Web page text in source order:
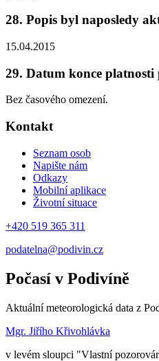
28. Popis byl naposledy
15.04.2015
29. Datum konce platnosti
Bez časového omezení.
Kontakt
Seznam osob
Napište nám
Odkazy
Mobilní aplikace
Životní situace
+420 519 365 311
podatelna@podivin.cz
Počasí v Podivíně
Aktuální meteorologická data z
Mgr. Jiřího Křivohlávka
v levém sloupci "Vlastní